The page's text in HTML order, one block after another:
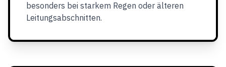
besonders bei starkem Regen oder älteren
Leitungsabschnitten.